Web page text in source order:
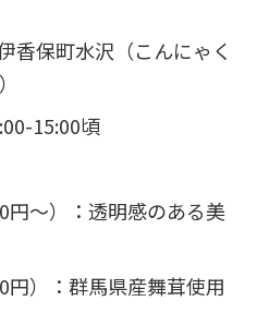
香保町水沢（こんにゃく
15:00頃
円〜）：透明感のある美
円）：群馬県産舞茸使用